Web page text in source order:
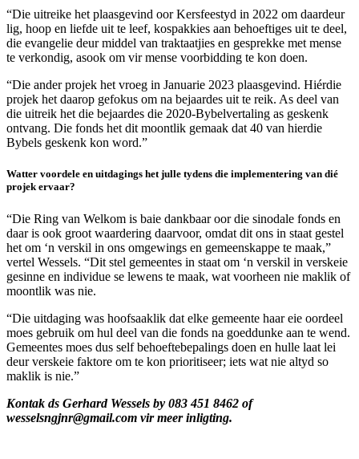
“Die uitreike het plaasgevind oor Kersfeestyd in 2022 om daardeur
lig, hoop en liefde uit te leef, kospakkies aan behoeftiges uit te deel,
die evangelie deur middel van traktaatjies en gesprekke met mense
te verkondig, asook om vir mense voorbidding te kon doen.
“Die ander projek het vroeg in Januarie 2023 plaasgevind. Hiérdie
projek het daarop gefokus om na bejaardes uit te reik. As deel van
die uitreik het die bejaardes die 2020-Bybelvertaling as geskenk
ontvang. Die fonds het dit moontlik gemaak dat 40 van hierdie
Bybels geskenk kon word.”
Watter voordele en uitdagings het julle tydens die implementering van dié
projek ervaar?
“Die Ring van Welkom is baie dankbaar oor die sinodale fonds en
daar is ook groot waardering daarvoor, omdat dit ons in staat gestel
het om ‘n verskil in ons omgewings en gemeenskappe te maak,”
vertel Wessels. “Dit stel gemeentes in staat om ‘n verskil in verskeie
gesinne en individue se lewens te maak, wat voorheen nie maklik of
moontlik was nie.
“Die uitdaging was hoofsaaklik dat elke gemeente haar eie oordeel
moes gebruik om hul deel van die fonds na goeddunke aan te wend.
Gemeentes moes dus self behoeftebepalings doen en hulle laat lei
deur verskeie faktore om te kon prioritiseer; iets wat nie altyd so
maklik is nie.”
Kontak ds Gerhard Wessels by 083 451 8462 of
wesselsngjnr@gmail.com vir meer inligting.